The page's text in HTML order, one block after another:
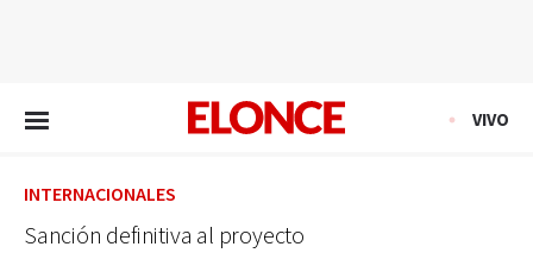
VIVO
INTERNACIONALES
Sanción definitiva al proyecto